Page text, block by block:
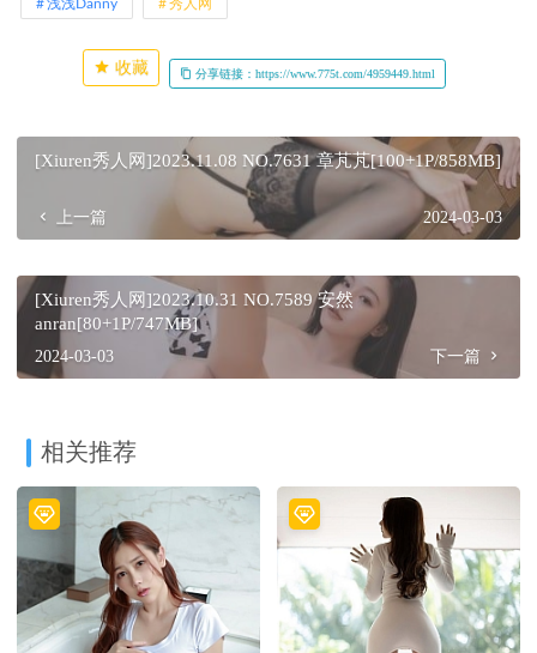
浅浅Danny 秀人网
收藏 分享链接：https://www.775t.com/4959449.html
[Xiuren秀人网]2023.11.08 NO.7631 章芃芃[100+1P/858MB]
上一篇 2024-03-03
[Xiuren秀人网]2023.10.31 NO.7589 安然
anran[80+1P/747MB]
2024-03-03 下一篇
相关推荐